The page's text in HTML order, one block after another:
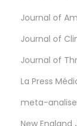
Journal of
Journal of
Journal of
La Press
meta-analise
New